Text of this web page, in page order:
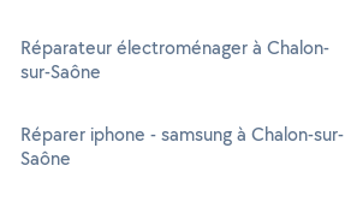
Réparateur électroménager à Chalon-
sur-Saône
Réparer iphone - samsung à Chalon-sur-
Saône